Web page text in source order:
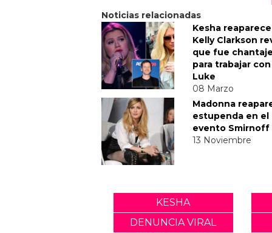
Noticias relacionadas
Kesha
Kelly Clarkson
que fue
para trabajar
Luke
08 Marzo
Madonna
estupenda en el
evento Smirnoff
13 Noviembre
KESHA
DENUNCIA VIRAL